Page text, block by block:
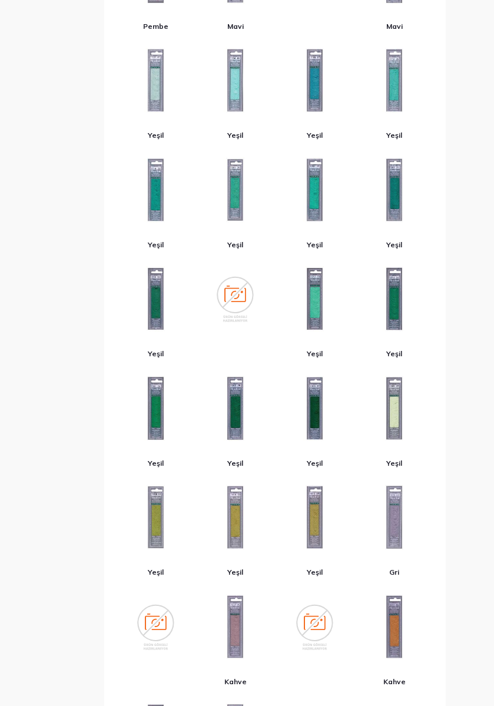
Pembe Mavi Mavi
Yeşil Yeşil Yeşil Yeşil
Yeşil Yeşil Yeşil Yeşil
Yeşil Yeşil Yeşil
Yeşil Yeşil Yeşil Yeşil
Yeşil Yeşil Yeşil Gri
Kahve Kahve